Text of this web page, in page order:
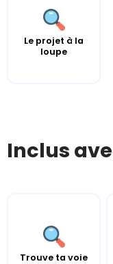
Le projet à la
loupe
Inclus
Trouve ta voie